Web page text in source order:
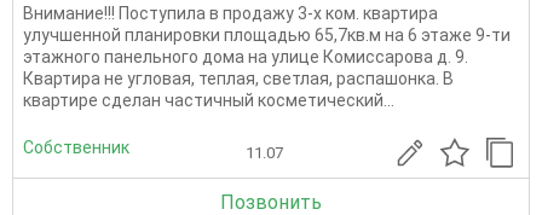
Внимание!!! Поступила в продажу 3-х ком. квартира
улучшенной планировки площадью 65,7кв.м на 6 этаже 9-ти
этажного панельного дома на улице Комиссарова д. 9.
Квартира не угловая, теплая, светлая, распашонка. В
квартире сделан частичный косметический...
Собственник 11.07
Позвонить